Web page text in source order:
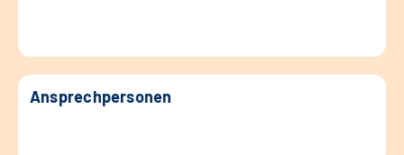
Ansprechpersonen